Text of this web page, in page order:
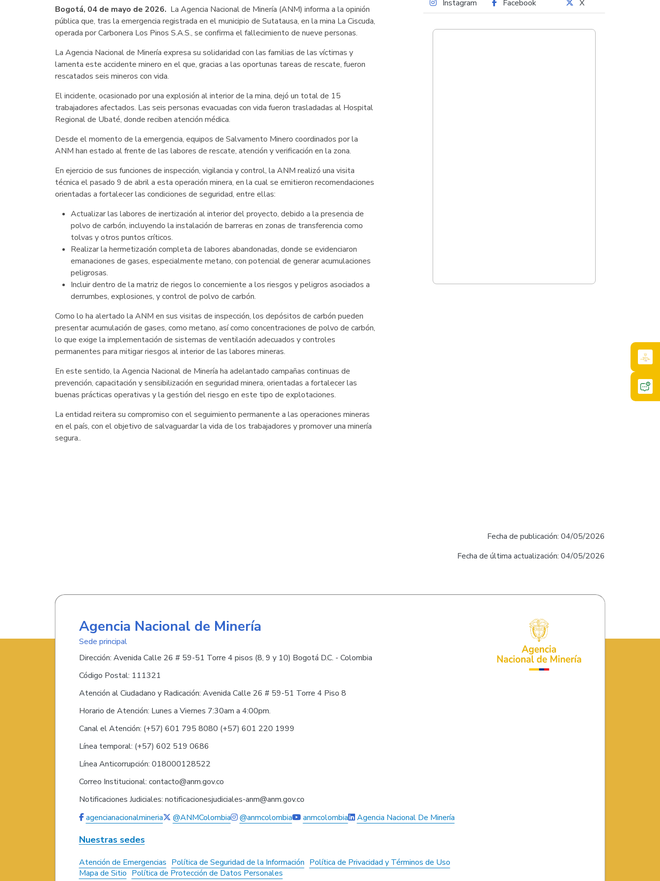
Bogotá, 04 de mayo de 2026. La Agencia Nacional de Minería (ANM) informa a la opinión
pública que, tras la emergencia registrada en el municipio de Sutatausa, en la mina La Ciscuda,
operada por Carbonera Los Pinos S.A.S., se confirma el fallecimiento de nueve personas.
La Agencia Nacional de Minería expresa su solidaridad con las familias de las víctimas y
lamenta este accidente minero en el que, gracias a las oportunas tareas de rescate, fueron
rescatados seis mineros con vida.
El incidente, ocasionado por una explosión al interior de la mina, dejó un total de 15
trabajadores afectados. Las seis personas evacuadas con vida fueron trasladadas al Hospital
Regional de Ubaté, donde reciben atención médica.
Desde el momento de la emergencia, equipos de Salvamento Minero coordinados por la
ANM han estado al frente de las labores de rescate, atención y verificación en la zona.
En ejercicio de sus funciones de inspección, vigilancia y control, la ANM realizó una visita
técnica el pasado 9 de abril a esta operación minera, en la cual se emitieron recomendaciones
orientadas a fortalecer las condiciones de seguridad, entre ellas:
Actualizar las labores de inertización al interior del proyecto, debido a la presencia de
polvo de carbón, incluyendo la instalación de barreras en zonas de transferencia como
tolvas y otros puntos críticos.
Realizar la hermetización completa de labores abandonadas, donde se evidenciaron
emanaciones de gases, especialmente metano, con potencial de generar acumulaciones
peligrosas.
⁠Incluir dentro de la matriz de riegos lo concerniente a los riesgos y peligros asociados a
derrumbes, explosiones, y control de polvo de carbón.
Como lo ha alertado la ANM en sus visitas de inspección, los depósitos de carbón pueden
presentar acumulación de gases, como metano, así como concentraciones de polvo de carbón,
lo que exige la implementación de sistemas de ventilación adecuados y controles
permanentes para mitigar riesgos al interior de las labores mineras.
En este sentido, la Agencia Nacional de Minería ha adelantado campañas continuas de
prevención, capacitación y sensibilización en seguridad minera, orientadas a fortalecer las
buenas prácticas operativas y la gestión del riesgo en este tipo de explotaciones.
La entidad reitera su compromiso con el seguimiento permanente a las operaciones mineras
en el país, con el objetivo de salvaguardar la vida de los trabajadores y promover una minería
segura..
Instagram Facebook X
Fecha de publicación: 04/05/2026
Fecha de última actualización: 04/05/2026
Agencia Nacional de Minería
Sede principal
Dirección: Avenida Calle 26 # 59-51 Torre 4 pisos (8, 9 y 10) Bogotá D.C. - Colombia
Código Postal: 111321
Atención al Ciudadano y Radicación: Avenida Calle 26 # 59-51 Torre 4 Piso 8
Horario de Atención: Lunes a Viernes 7:30am a 4:00pm.
Canal el Atención: (+57) 601 795 8080 (+57) 601 220 1999
Línea temporal: (+57) 602 519 0686
Línea Anticorrupción: 018000128522
Correo Institucional: contacto@anm.gov.co
Notificaciones Judiciales: notificacionesjudiciales-anm@anm.gov.co
agencianacionalmineria
@ANMColombia @anmcolombia anmcolombia Agencia Nacional De Minería
Nuestras sedes
Atención de Emergencias Política de Seguridad de la Información Política de Privacidad y Términos de Uso
Mapa de Sitio Política de Protección de Datos Personales